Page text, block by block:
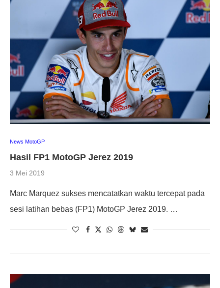
News MotoGP
Hasil FP1 MotoGP Jerez 2019
3 Mei 2019
Marc Marquez sukses mencatatkan waktu tercepat pada
sesi latihan bebas (FP1) MotoGP Jerez 2019. …